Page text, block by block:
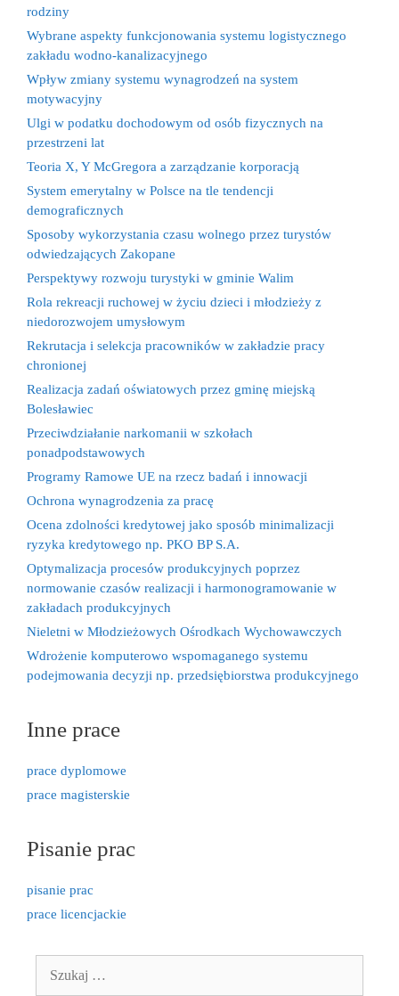
rodziny
Wybrane aspekty funkcjonowania systemu logistycznego
zakładu wodno-kanalizacyjnego
Wpływ zmiany systemu wynagrodzeń na system
motywacyjny
Ulgi w podatku dochodowym od osób fizycznych na
przestrzeni lat
Teoria X, Y McGregora a zarządzanie korporacją
System emerytalny w Polsce na tle tendencji
demograficznych
Sposoby wykorzystania czasu wolnego przez turystów
odwiedzających Zakopane
Perspektywy rozwoju turystyki w gminie Walim
Rola rekreacji ruchowej w życiu dzieci i młodzieży z
niedorozwojem umysłowym
Rekrutacja i selekcja pracowników w zakładzie pracy
chronionej
Realizacja zadań oświatowych przez gminę miejską
Bolesławiec
Przeciwdziałanie narkomanii w szkołach
ponadpodstawowych
Programy Ramowe UE na rzecz badań i innowacji
Ochrona wynagrodzenia za pracę
Ocena zdolności kredytowej jako sposób minimalizacji
ryzyka kredytowego np. PKO BP S.A.
Optymalizacja procesów produkcyjnych poprzez
normowanie czasów realizacji i harmonogramowanie w
zakładach produkcyjnych
Nieletni w Młodzieżowych Ośrodkach Wychowawczych
Wdrożenie komputerowo wspomaganego systemu
podejmowania decyzji np. przedsiębiorstwa produkcyjnego
Inne prace
prace dyplomowe
prace magisterskie
Pisanie prac
pisanie prac
prace licencjackie